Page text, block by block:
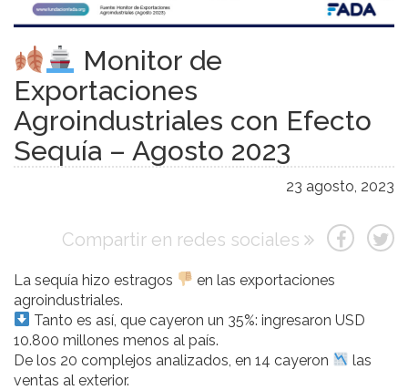
Monitor de
Exportaciones
Agroindustriales con Efecto
Sequía – Agosto 2023
23 agosto, 2023
Compartir en redes sociales
La sequía hizo estragos
en las exportaciones
agroindustriales.
Tanto es así, que cayeron un 35%: ingresaron USD
10.800 millones menos al país.
De los 20 complejos analizados, en 14 cayeron
las
ventas al exterior.